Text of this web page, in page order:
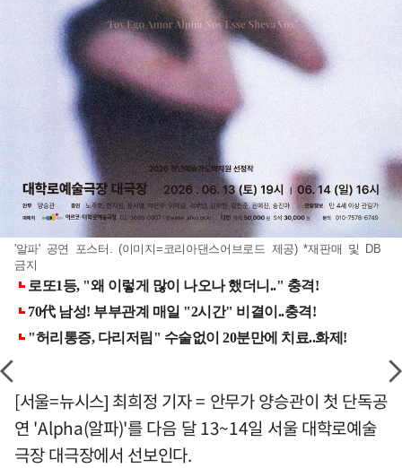
'알파' 공연 포스터. (이미지=코리아댄스어브로드 제공) *재판매 및 DB
금지
[서울=뉴시스] 최희정 기자 = 안무가 양승관이 첫 단독공
연 'Alpha(알파)'를 다음 달 13~14일 서울 대학로예술
극장 대극장에서 선보인다.